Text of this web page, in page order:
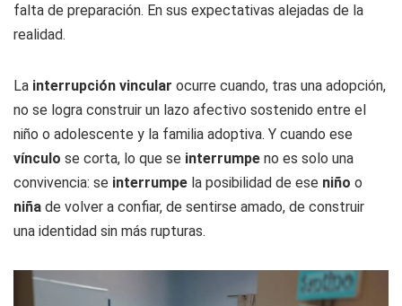
falta de preparación. En sus expectativas alejadas de la
realidad.
La interrupción vincular ocurre cuando, tras una adopción,
no se logra construir un lazo afectivo sostenido entre el
niño o adolescente y la familia adoptiva. Y cuando ese
vínculo se corta, lo que se interrumpe no es solo una
convivencia: se interrumpe la posibilidad de ese niño o
niña de volver a confiar, de sentirse amado, de construir
una identidad sin más rupturas.